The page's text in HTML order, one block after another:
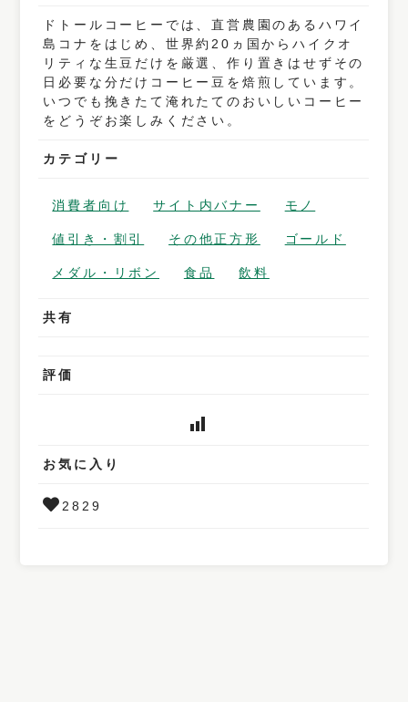
ドトールコーヒーでは、直営農園のあるハワイ
島コナをはじめ、世界約20ヵ国からハイクオ
リティな生豆だけを厳選、作り置きはせずその
日必要な分だけコーヒー豆を焙煎しています。
いつでも挽きたて淹れたてのおいしいコーヒー
をどうぞお楽しみください。
カテゴリー
消費者向け サイト内バナー モノ
値引き・割引 その他正方形 ゴールド
メダル・リボン 食品 飲料
共有
評価
お気に入り
2829